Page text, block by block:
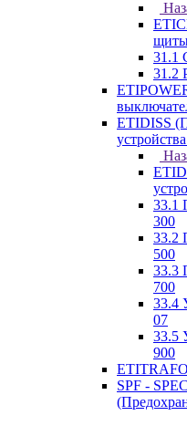
щиты
31.1
31.2
ETIDISS
33.1
300
33.2
500
33.3
700
33.4
07
33.5
900
SPF -